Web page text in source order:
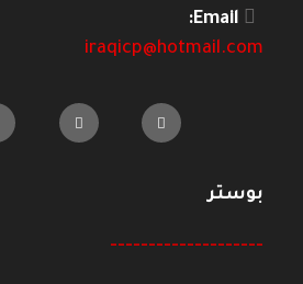
Email:
iraqicp@hotmail.com
بوستر
--------------------